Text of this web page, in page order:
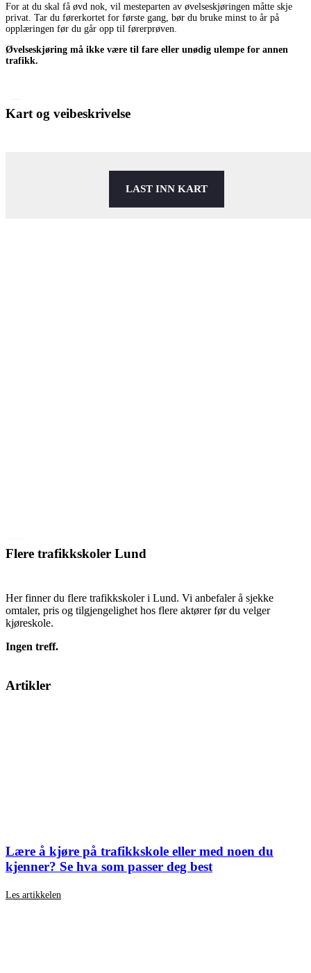
For at du skal få øvd nok, vil mesteparten av øvelseskjøringen måtte skje
privat. Tar du førerkortet for første gang, bør du bruke minst to år på
opplæringen før du går opp til førerprøven.
Øvelseskjøring må ikke være til fare eller unødig ulempe for annen
trafikk.
Kart og veibeskrivelse
LAST INN KART
Flere trafikkskoler Lund
Her finner du flere trafikkskoler i Lund. Vi anbefaler å sjekke
omtaler, pris og tilgjengelighet hos flere aktører før du velger
kjøreskole.
Ingen treff.
Artikler
Lære å kjøre på trafikkskole eller med noen du
kjenner? Se hva som passer deg best
Les artikkelen